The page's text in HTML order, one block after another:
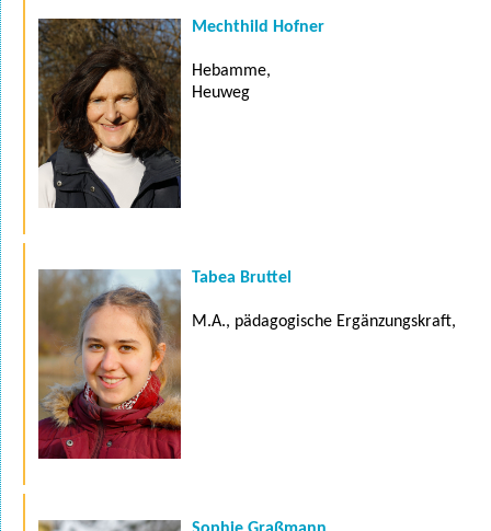
Mechthild Hofner
Hebamme,
Heuweg
Tabea Bruttel
M.A., pädagogische Ergänzungskraft,